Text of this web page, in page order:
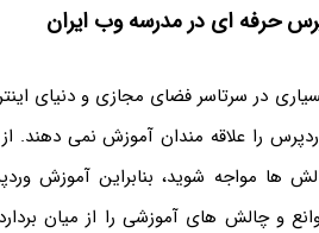
حرفه ‌ای در مدرسه وب ایران
در سرتاسر فضای مجازی و دنیای
را علاقه مندان آموزش نمی دهند. از
ها مواجه شوید، بنابراین آموزش
و چالش های آموزشی را از میان